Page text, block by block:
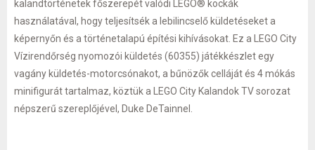
kalandtörténetek főszerepét valódi LEGO® kockák
használatával, hogy teljesítsék a lebilincselő küldetéseket a
képernyőn és a történetalapú építési kihívásokat. Ez a LEGO City
Vízirendőrség nyomozói küldetés (60355) játékkészlet egy
vagány küldetés-motorcsónakot, a bűnözők celláját és 4 mókás
minifigurát tartalmaz, köztük a LEGO City Kalandok TV sorozat
népszerű szereplőjével, Duke DeTainnel.